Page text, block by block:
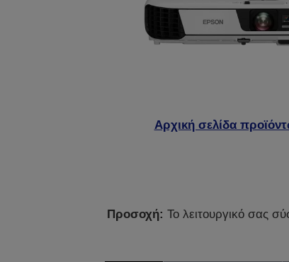
Αρχική σελίδα
Προσοχή: Το λειτουργικό σας